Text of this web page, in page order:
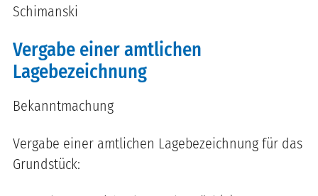
Schimanski
Vergabe einer amtlichen
Lagebezeichnung
Bekanntmachung
Vergabe einer amtlichen Lagebezeichnung für das
Grundstück: